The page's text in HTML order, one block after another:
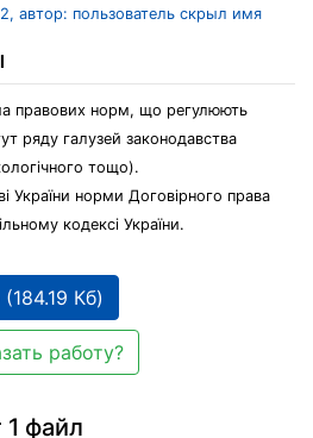
автор: пользователь скрыл имя
правових норм, що регулюють
ряду галузей законодавства
тощо).
України норми Договірного права
кодексі України.
Кб)
работу?
файл